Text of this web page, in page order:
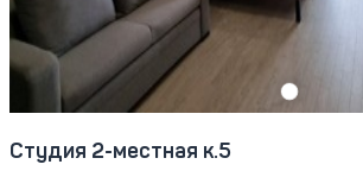
Студия 2-местная к.5